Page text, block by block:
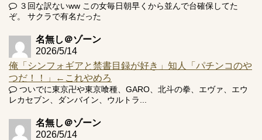
３回な訳ないww この女毎日朝早くから並んで台確保してた
ぞ。 サクラで有名だった
名無し＠ゾーン
2026/5/14
俺「シンフォギアと禁書目録が好き」知人「パチンコのや
つだ！！」←これやめろ
ついでに東京卍や東京喰種、GARO、北斗の拳、エヴァ、エウ
レカセブン、ダンバイン、ウルトラ...
名無し＠ゾーン
2026/5/14